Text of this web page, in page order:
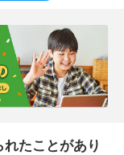
たことがあり